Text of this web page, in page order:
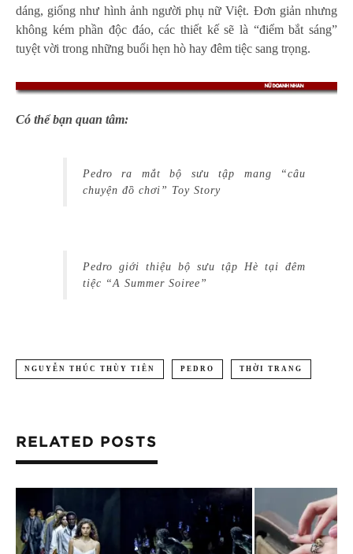
dáng, giống như hình ảnh người phụ nữ Việt. Đơn giản nhưng
không kém phần độc đáo, các thiết kế sẽ là “điểm bắt sáng”
tuyệt vời trong những buổi hẹn hò hay đêm tiệc sang trọng.
Có thể bạn quan tâm:
Pedro ra mắt bộ sưu tập mang “câu
chuyện đồ chơi” Toy Story
Pedro giới thiệu bộ sưu tập Hè tại đêm
tiệc “A Summer Soiree”
NGUYỄN THÚC THÙY TIÊN PEDRO THỜI TRANG
RELATED POSTS